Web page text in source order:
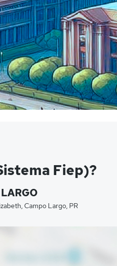
Fiep)?
Campo Largo, PR